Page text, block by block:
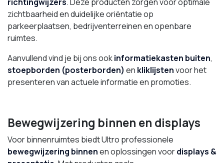
zichtbaarheid en duidelijke oriëntatie op
parkeerplaatsen, bedrijventerreinen en openbare
ruimtes.
Aanvullend vind je bij ons ookinformatiekasten buiten,
stoepborden (posterborden) en kliklijstenvoor het
presenteren van actuele informatie en promoties.
Bewegwijzering binnen en displays
Voor binnenruimtes biedt Ultro professionele
bewegwijzering binnenen oplossingen voordisplays &